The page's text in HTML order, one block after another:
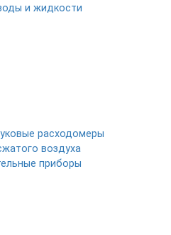
и жидкости
расходомеры
воздуха
приборы